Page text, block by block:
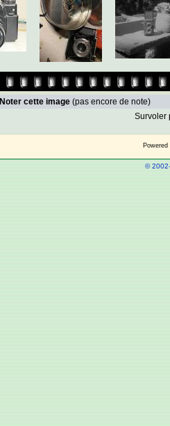
Noter cette image (pas encore de note)
Survoler
©